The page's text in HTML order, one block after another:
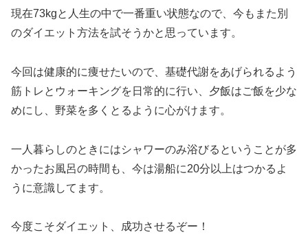
現在73kgと人生の中で一番重い状態なので、今もまた別
のダイエット方法を試そうかと思っています。
今回は健康的に痩せたいので、基礎代謝をあげられるよう
筋トレとウォーキングを日常的に行い、夕飯はご飯を少な
めにし、野菜を多くとるように心がけます。
一人暮らしのときにはシャワーのみ浴びるということが多
かったお風呂の時間も、今は湯船に20分以上はつかるよ
うに意識してます。
今度こそダイエット、成功させるぞー！